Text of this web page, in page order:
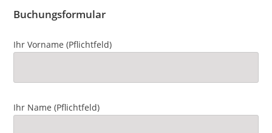
Buchungsformular
Ihr Vorname (Pflichtfeld)
Ihr Name (Pflichtfeld)